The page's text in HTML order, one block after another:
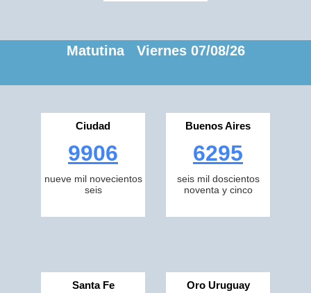
Matutina Viernes 07/08/26
Ciudad
9906
nueve mil novecientos
seis
Buenos Aires
6295
seis mil doscientos
noventa y cinco
Santa Fe Oro Uruguay